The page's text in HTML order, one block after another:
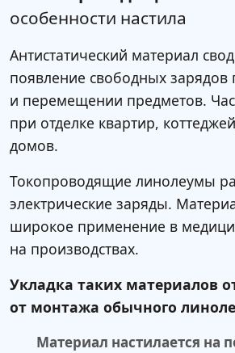
особенности настила
Антистатический материал
появление свободных зарядов
и перемещении предметов.
при отделке квартир,
домов.
Токопроводящие линолеумы
электрические заряды.
широкое применение в
на производствах.
Укладка таких материалов
от монтажа обычного
Материал настилается на